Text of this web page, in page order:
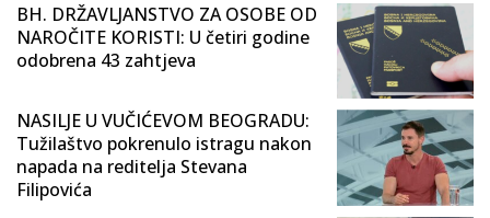
BH. DRŽAVLJANSTVO ZA OSOBE OD
NAROČITE KORISTI: U četiri godine
odobrena 43 zahtjeva
NASILJE U VUČIĆEVOM BEOGRADU:
Tužilaštvo pokrenulo istragu nakon
napada na reditelja Stevana
Filipovića